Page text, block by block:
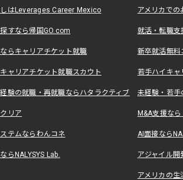
はLeverages Career Mexico アメリカで
すなら帰国GO.com 就活・転職
らキャリアチケット就職 新卒就活無料
ャリアチケット就職スカウト 若手ハイキ
験の就職・再就職ならハタラクティブ 未経験・若手
リア M&A支援な
テムならわんコネ AI面接なら
らNALYSYS Lab. アジャイル
アメリカの